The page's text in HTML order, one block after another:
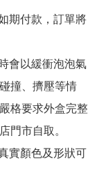
期付款，訂單將
會以緩衝泡泡氣
撞、擠壓等情
格要求外盒完整
門市自取。
實顏色及形狀可